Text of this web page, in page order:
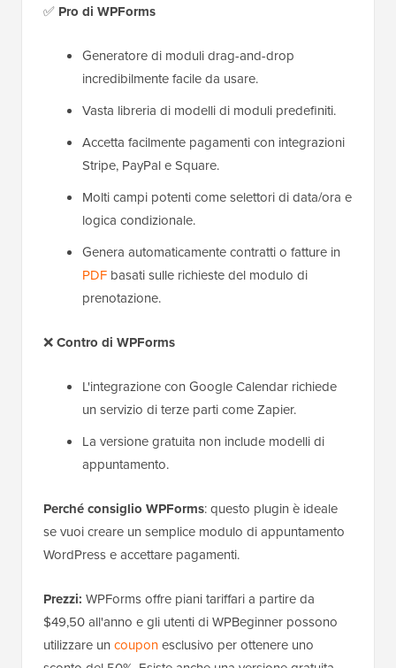
✅ Pro di WPForms
Generatore di moduli drag-and-drop
incredibilmente facile da usare.
Vasta libreria di modelli di moduli predefiniti.
Accetta facilmente pagamenti con integrazioni
Stripe, PayPal e Square.
Molti campi potenti come selettori di data/ora e
logica condizionale.
Genera automaticamente contratti o fatture in
PDF basati sulle richieste del modulo di
prenotazione.
❌Contro di WPForms
L'integrazione con Google Calendar richiede
un servizio di terze parti come Zapier.
La versione gratuita non include modelli di
appuntamento.
Perché consiglio WPForms: questo plugin è ideale
se vuoi creare un semplice modulo di appuntamento
WordPress e accettare pagamenti.
Prezzi: WPForms offre piani tariffari a partire da
$49,50 all'anno e gli utenti di WPBeginner possono
utilizzare un couponesclusivo per ottenere uno